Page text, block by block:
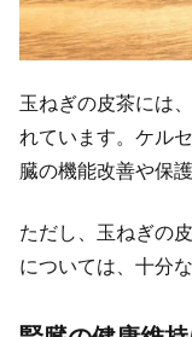
玉ねぎの皮茶には
れています。ケル
臓の機能改善や保
ただし、玉ねぎの
については、十分